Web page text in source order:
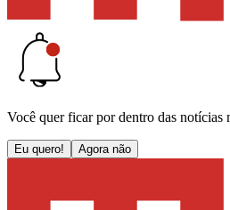
Você quer ficar por dentro das notícias
Eu quero! Agora não